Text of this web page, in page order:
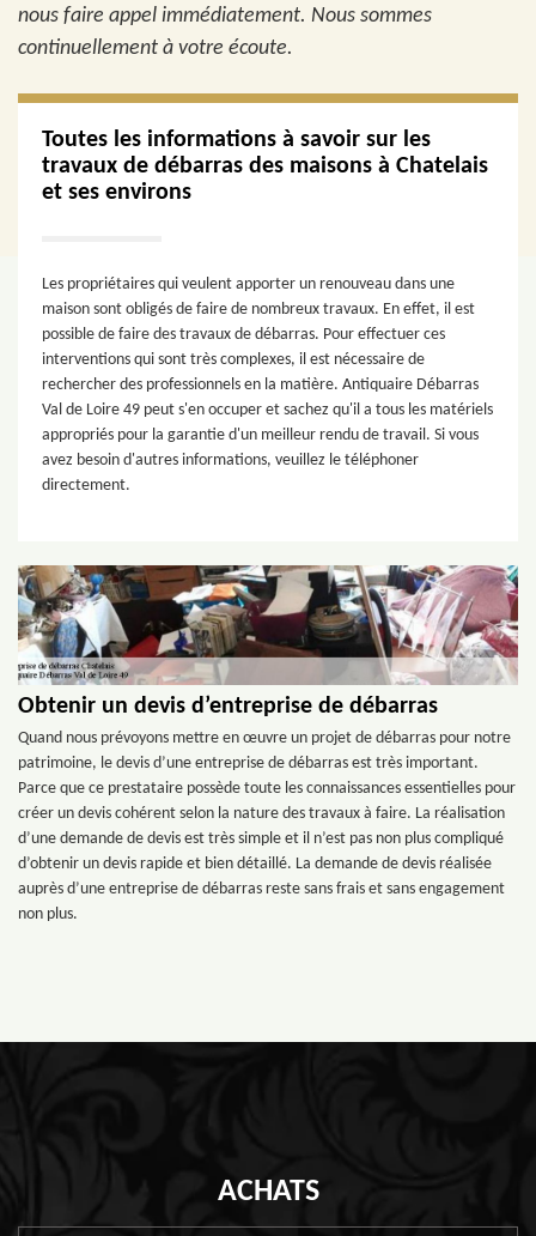
nous faire appel immédiatement. Nous sommes
continuellement à votre écoute.
Toutes les informations à savoir sur les
travaux de débarras des maisons à Chatelais
et ses environs
Les propriétaires qui veulent apporter un renouveau dans une
maison sont obligés de faire de nombreux travaux. En effet, il est
possible de faire des travaux de débarras. Pour effectuer ces
interventions qui sont très complexes, il est nécessaire de
rechercher des professionnels en la matière. Antiquaire Débarras
Val de Loire 49 peut s'en occuper et sachez qu'il a tous les matériels
appropriés pour la garantie d'un meilleur rendu de travail. Si vous
avez besoin d'autres informations, veuillez le téléphoner
directement.
Obtenir un devis d’entreprise de débarras
Quand nous prévoyons mettre en œuvre un projet de débarras pour notre
patrimoine, le devis d’une entreprise de débarras est très important.
Parce que ce prestataire possède toute les connaissances essentielles pour
créer un devis cohérent selon la nature des travaux à faire. La réalisation
d’une demande de devis est très simple et il n’est pas non plus compliqué
d’obtenir un devis rapide et bien détaillé. La demande de devis réalisée
auprès d’une entreprise de débarras reste sans frais et sans engagement
non plus.
ACHATS